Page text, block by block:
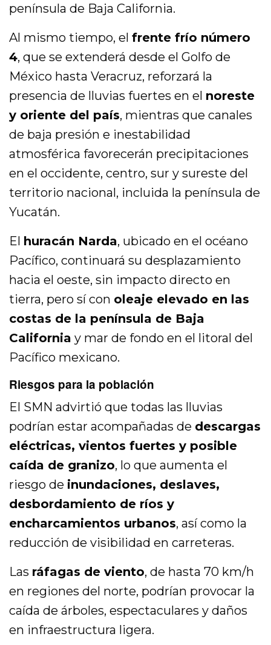
península de Baja California.
Al mismo tiempo, elfrente frío número
4, que se extenderá desde el Golfo de
México hasta Veracruz, reforzará la
presencia de lluvias fuertes en el noreste
y oriente del país, mientras que canales
de baja presión e inestabilidad
atmosférica favorecerán precipitaciones
en el occidente, centro, sur y sureste del
territorio nacional, incluida la península de
Yucatán.
El huracán Narda, ubicado en el océano
Pacífico, continuará su desplazamiento
hacia el oeste, sin impacto directo en
tierra, pero sí con oleaje elevado en las
costas de la península de Baja
California y mar de fondo en el litoral del
Pacífico mexicano.
Riesgos para la población
El SMN advirtió que todas las lluvias
podrían estar acompañadas de descargas
eléctricas, vientos fuertes y posible
caída de granizo, lo que aumenta el
riesgo de inundaciones, deslaves,
desbordamiento de ríos y
encharcamientos urbanos, así como la
reducción de visibilidad en carreteras.
Las ráfagas de viento, de hasta 70 km/h
en regiones del norte, podrían provocar la
caída de árboles, espectaculares y daños
en infraestructura ligera.